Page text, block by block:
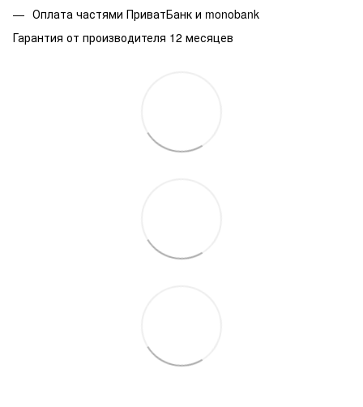
Оплата частями ПриватБанк и monobank
Гарантия от производителя 12 месяцев